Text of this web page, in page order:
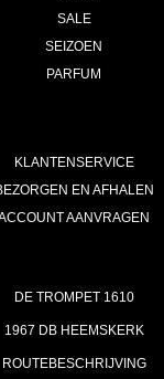
SALE
SEIZOEN
PARFUM
KLANTENSERVICE
EN AFHALEN
AANVRAGEN
DE TROMPET 1610
1967 DB HEEMSKERK
ROUTEBESCHRIJVING